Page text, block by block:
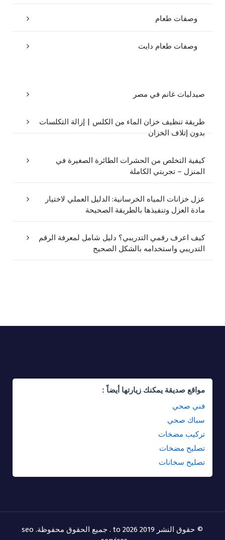
وصفات طعام
وصفات طعام دايت
صيدليات غانم في مصر
طريقة تنظيف خزان الماء من الكلس | إزالة التكلسات
بدون إتلاف الخزان
كيفية التخلص من الحشرات الطائرة الصغيرة في
المنزل – تجربتي الكاملة
عزل خزانات المياه الخرسانية: الدليل العملي لاختيار
مادة العزل وتنفيذها بالطريقة الصحيحة
كيف اعرف رقمي التدريبي؟ دليل شامل لمعرفة الرقم
التدريبي واستخدامه بالشكل الصحيح
مواقع صديقة يمكنك زيارتها أيضاً :
فني صحي
سباك صحي
تركيب مضخات
تصليح مضخات
تصليح سخانات
© حقوق النشر 2019 to 2026 . جميع الحقوق محفوظة.
seo